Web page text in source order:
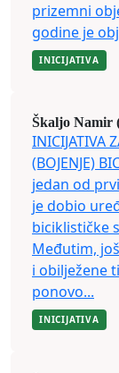
prizemni
godine je
INICIJATIVA
Škaljo Namir
INICIJATIVA
(BOJENJE)
jedan od
je dobio
biciklističke
Međutim,
i obilježene
ponovo...
INICIJATIVA